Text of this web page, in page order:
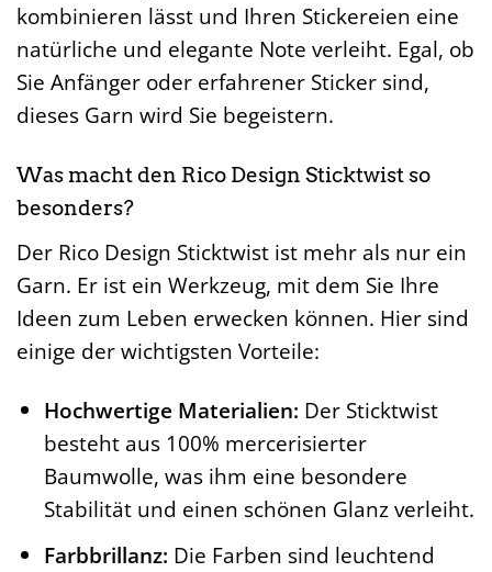
kombinieren lässt und Ihren Stickereien eine
natürliche und elegante Note verleiht. Egal, ob
Sie Anfänger oder erfahrener Sticker sind,
dieses Garn wird Sie begeistern.
Was macht den Rico Design Sticktwist so
besonders?
Der Rico Design Sticktwist ist mehr als nur ein
Garn. Er ist ein Werkzeug, mit dem Sie Ihre
Ideen zum Leben erwecken können. Hier sind
einige der wichtigsten Vorteile:
Hochwertige Materialien: Der Sticktwist
besteht aus 100% mercerisierter
Baumwolle, was ihm eine besondere
Stabilität und einen schönen Glanz verleiht.
Farbbrillanz: Die Farben sind leuchtend